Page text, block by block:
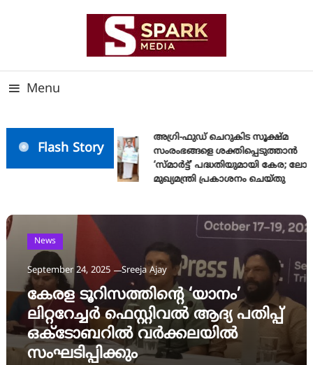
Menu
Flash Story
അഗ്രി-ഫുഡ് ചെറുകിട സൂക്ഷ്മ
സംരംഭങ്ങളെ ശക്തിപ്പെടുത്താന്‍
‘സ്മാര്‍ട്ട്’ പദ്ധതിയുമായി കേര;
മുഖ്യമന്ത്രി പ്രകാശനം ചെയ്തു
News
September 24, 2025 Sreeja Ajay
കേരള ടൂറിസത്തിന്റെ ‘യാനം’
ലിറ്ററേച്ചർ ഫെസ്റ്റിവൽ ആദ്യ പതിപ്പ്
ഒക്ടോബറിൽ വർക്കലയിൽ
സംഘടിപ്പിക്കും